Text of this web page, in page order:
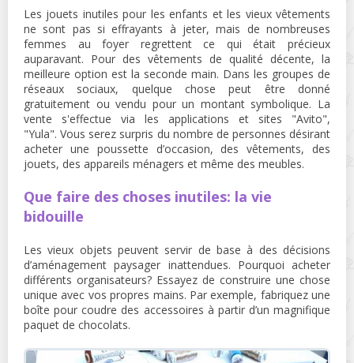
Les jouets inutiles pour les enfants et les vieux vêtements
ne sont pas si effrayants à jeter, mais de nombreuses
femmes au foyer regrettent ce qui était précieux
auparavant. Pour des vêtements de qualité décente, la
meilleure option est la seconde main. Dans les groupes de
réseaux sociaux, quelque chose peut être donné
gratuitement ou vendu pour un montant symbolique. La
vente s'effectue via les applications et sites "Avito",
"Yula". Vous serez surpris du nombre de personnes désirant
acheter une poussette d’occasion, des vêtements, des
jouets, des appareils ménagers et même des meubles.
Que faire des choses inutiles: la vie
bidouille
Les vieux objets peuvent servir de base à des décisions
d’aménagement paysager inattendues. Pourquoi acheter
différents organisateurs? Essayez de construire une chose
unique avec vos propres mains. Par exemple, fabriquez une
boîte pour coudre des accessoires à partir d’un magnifique
paquet de chocolats.